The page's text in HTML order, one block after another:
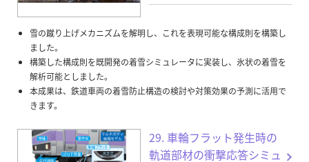
雪の蹴り上げメカニズムを解明し、これを表現可能な構成則を構築し
ました。
構築した構成則を既開発の着雪シミュレータに実装し、氷状の着雪を
解析可能としました。
本成果は、鉄道車両の着雪防止構造の検討や対策効果の予測に活用で
きます。
29. 車輪フラット発生時の
軌道部材の衝撃応答シミュ